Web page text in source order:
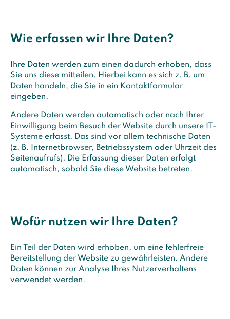
Wie erfassen wir Ihre Daten?
Ihre Daten werden zum einen dadurch erhoben, dass
Sie uns diese mitteilen. Hierbei kann es sich z. B. um
Daten handeln, die Sie in ein Kontaktformular
eingeben.
Andere Daten werden automatisch oder nach Ihrer
Einwilligung beim Besuch der Website durch unsere IT-
Systeme erfasst. Das sind vor allem technische Daten
(z. B. Internetbrowser, Betriebssystem oder Uhrzeit des
Seitenaufrufs). Die Erfassung dieser Daten erfolgt
automatisch, sobald Sie diese Website betreten.
Wofür nutzen wir Ihre Daten?
Ein Teil der Daten wird erhoben, um eine fehlerfreie
Bereitstellung der Website zu gewährleisten. Andere
Daten können zur Analyse Ihres Nutzerverhaltens
verwendet werden.